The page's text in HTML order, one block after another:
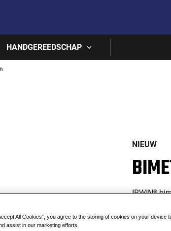
HANDGEREEDSCHAP
NIEUW
IRWIN®
boren.
materialen
All Cookies”, you agree to the storing of cookies on your device
assist in our marketing efforts.